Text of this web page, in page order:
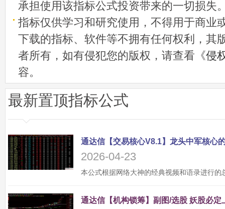
承担使用该指标公式投资带来的一切损失
指标仅供学习和研究使用，不得用于商业
下载的指标、软件等不拥有任何权利，其
者所有，如有侵犯您的版权，请查看《侵
容。
最新置顶指标公式
2026-04-23